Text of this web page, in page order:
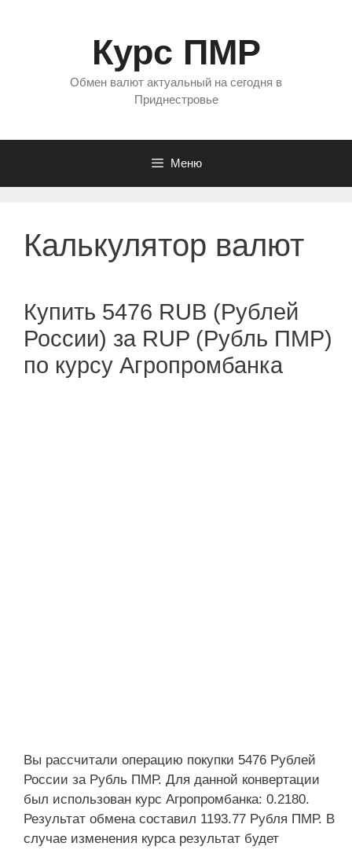
Курс ПМР
Обмен валют актуальный на сегодня в
Приднестровье
Меню
Калькулятор валют
Купить 5476 RUB (Рублей
России) за RUP (Рубль ПМР)
по курсу Агропромбанка
Вы рассчитали операцию покупки 5476 Рублей
России за Рубль ПМР. Для данной конвертации
был использован курс Агропромбанка: 0.2180.
Результат обмена составил 1193.77 Рубля ПМР. В
случае изменения курса результат будет